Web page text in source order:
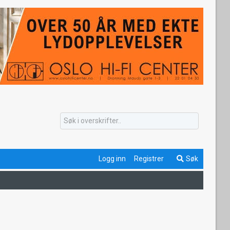
Logg inn Registrer Søk